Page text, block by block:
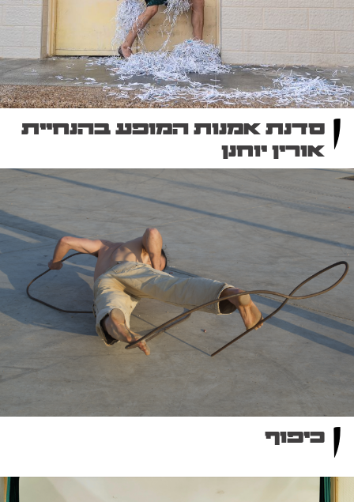
סדנת אמנות המופע בהנחיית
אורין יוחנן
כיפוף